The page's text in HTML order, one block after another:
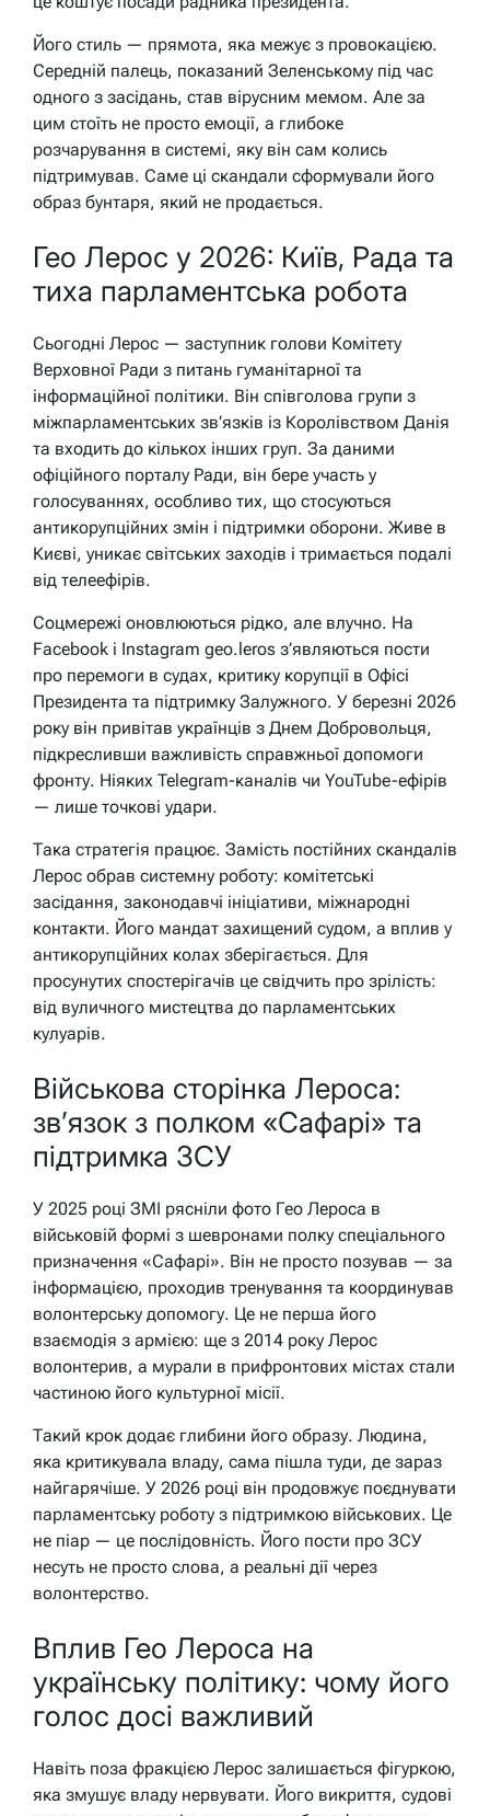
Його стиль — прямота, яка межує з провокацією.
Середній палець, показаний Зеленському під час
одного з засідань, став вірусним мемом. Але за
цим стоїть не просто емоції, а глибоке
розчарування в системі, яку він сам колись
підтримував. Саме ці скандали сформували його
образ бунтаря, який не продається.
Гео Лерос у 2026: Київ, Рада та
тиха парламентська робота
Сьогодні Лерос — заступник голови Комітету
Верховної Ради з питань гуманітарної та
інформаційної політики. Він співголова групи з
міжпарламентських зв’язків із Королівством Данія
та входить до кількох інших груп. За даними
офіційного порталу Ради, він бере участь у
голосуваннях, особливо тих, що стосуються
антикорупційних змін і підтримки оборони. Живе в
Києві, уникає світських заходів і тримається подалі
від телеефірів.
Соцмережі оновлюються рідко, але влучно. На
Facebook і Instagram geo.leros з’являються пости
про перемоги в судах, критику корупції в Офісі
Президента та підтримку Залужного. У березні 2026
року він привітав українців з Днем Добровольця,
підкресливши важливість справжньої допомоги
фронту. Ніяких Telegram-каналів чи YouTube-ефірів
— лише точкові удари.
Така стратегія працює. Замість постійних скандалів
Лерос обрав системну роботу: комітетські
засідання, законодавчі ініціативи, міжнародні
контакти. Його мандат захищений судом, а вплив у
антикорупційних колах зберігається. Для
просунутих спостерігачів це свідчить про зрілість:
від вуличного мистецтва до парламентських
кулуарів.
Військова сторінка Лероса:
зв’язок з полком «Сафарі» та
підтримка ЗСУ
У 2025 році ЗМІ рясніли фото Гео Лероса в
військовій формі з шевронами полку спеціального
призначення «Сафарі». Він не просто позував — за
інформацією, проходив тренування та координував
волонтерську допомогу. Це не перша його
взаємодія з армією: ще з 2014 року Лерос
волонтерив, а мурали в прифронтових містах стали
частиною його культурної місії.
Такий крок додає глибини його образу. Людина,
яка критикувала владу, сама пішла туди, де зараз
найгарячіше. У 2026 році він продовжує поєднувати
парламентську роботу з підтримкою військових. Це
не піар — це послідовність. Його пости про ЗСУ
несуть не просто слова, а реальні дії через
волонтерство.
Вплив Гео Лероса на
українську політику: чому його
голос досі важливий
Навіть поза фракцією Лерос залишається фігуркою,
яка змушує владу нервувати. Його викриття, судові